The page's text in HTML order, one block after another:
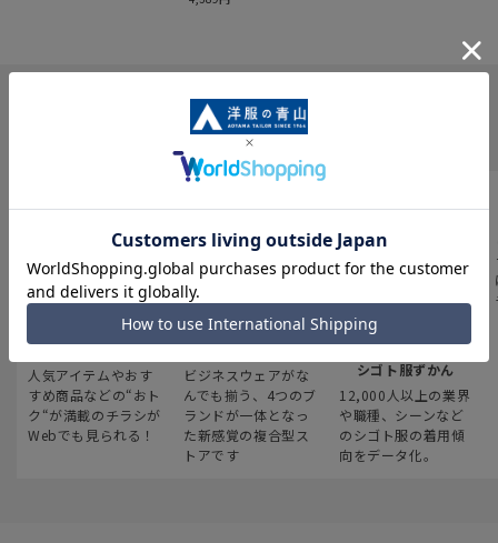
INFORMATION
最新のお買い得情報
人気アイテムやおす
すめ商品などの“おト
ク“が満載のチラシが
Webでも見られる！
スーツスクエア
ビジネスウェアがな
んでも揃う、4つのブ
ランドが一体となっ
た新感覚の複合型ス
トアです
みんなの
シゴト服ずかん
12,000人以上の業界
や職種、シーンなど
のシゴト服の着用傾
向をデータ化。